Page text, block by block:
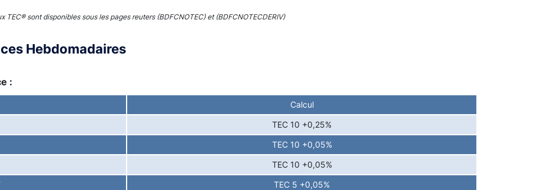
TEC® sont disponibles sous les pages reuters (BDFCNOTEC) et (BDFCNOTECDERIV)
Hebdomadaires
:
Calcul
TEC 10 +0,25%
TEC 10 +0,05%
TEC 10 +0,05%
TEC 5 +0,05%